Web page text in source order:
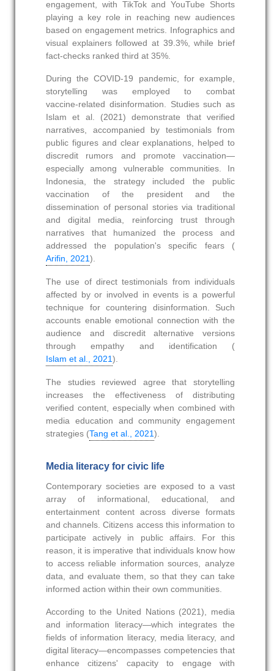
engagement, with TikTok and YouTube Shorts
playing a key role in reaching new audiences
based on engagement metrics. Infographics and
visual explainers followed at 39.3%, while brief
fact-checks ranked third at 35%.
During the COVID‑19 pandemic, for example,
storytelling was employed to combat
vaccine‑related disinformation. Studies such as
Islam et al. (2021) demonstrate that verified
narratives, accompanied by testimonials from
public figures and clear explanations, helped to
discredit rumors and promote vaccination—
especially among vulnerable communities. In
Indonesia, the strategy included the public
vaccination of the president and the
dissemination of personal stories via traditional
and digital media, reinforcing trust through
narratives that humanized the process and
addressed the population's specific fears (
Arifin, 2021).
The use of direct testimonials from individuals
affected by or involved in events is a powerful
technique for countering disinformation. Such
accounts enable emotional connection with the
audience and discredit alternative versions
through empathy and identification (
Islam et al., 2021).
The studies reviewed agree that storytelling
increases the effectiveness of distributing
verified content, especially when combined with
media education and community engagement
strategies (Tang et al., 2021).
Media literacy for civic life
Contemporary societies are exposed to a vast
array of informational, educational, and
entertainment content across diverse formats
and channels. Citizens access this information to
participate actively in public affairs. For this
reason, it is imperative that individuals know how
to access reliable information sources, analyze
data, and evaluate them, so that they can take
informed action within their own communities.
According to the United Nations (2021), media
and information literacy—which integrates the
fields of information literacy, media literacy, and
digital literacy—encompasses competencies that
enhance citizens' capacity to engage with